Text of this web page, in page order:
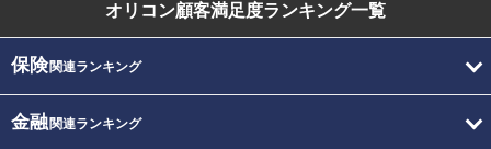
オリコン顧客満足度ランキング一覧
保険関連ランキング
金融関連ランキング